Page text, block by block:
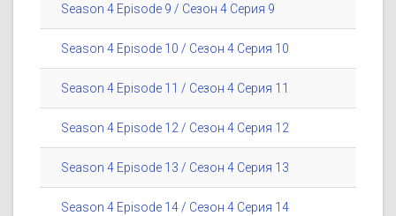
Season 4 Episode 9 / Сезон 4 Серия 9
Season 4 Episode 10 / Сезон 4 Серия 10
Season 4 Episode 11 / Сезон 4 Серия 11
Season 4 Episode 12 / Сезон 4 Серия 12
Season 4 Episode 13 / Сезон 4 Серия 13
Season 4 Episode 14 / Сезон 4 Серия 14